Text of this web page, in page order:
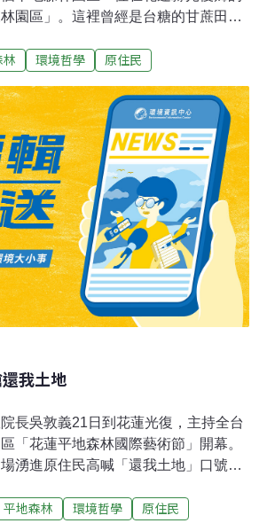
林園區」。這裡曾經是台糖的甘蔗田，
台灣第一座平地森林園區。多了一座
大農大富平地森林園區的文宣裡沒寫
坦而肥沃的土地在成為甘蔗田之前，
土地，名叫Karowa。這片土地是最平
地段，堪稱Pangcah人的首都。族人
3百多年，遭到日本人驅趕才被迫離
貧瘠的土地棲身。文宣裡也沒有寫
，Pangcah人並沒有同意出讓土地，
一直帶領族人抵抗日本人侵略，
不斷推移雙方界限，最後與日本人約
環境哲學 原住民
我土地
長吳敦義21日到花蓮光復，主持全台
「花蓮平地森林國際藝術節」開幕。
湧進原住民高喊「還我土地」口號，
導演馬耀．比吼、台東歌手那布、巴
平地森林 環境哲學 原住民